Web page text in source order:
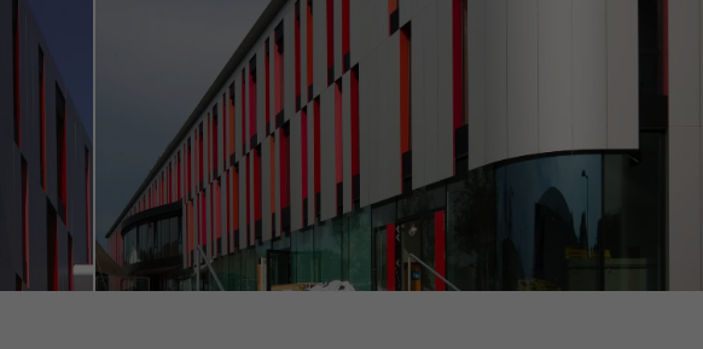
afficher des publicités personnalisées
faire, ils suivent les visiteurs sur les
de tiers qui sont responsables
Annuler Sauvegarder